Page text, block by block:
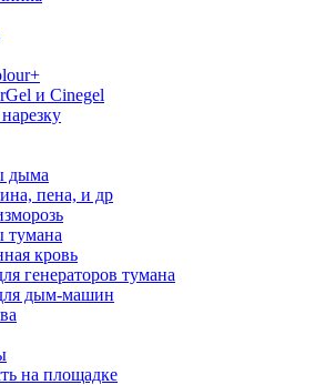
и Cinegel
дыма
пена, и др
тумана
кровь
генераторов тумана
дым-машин
на площадке